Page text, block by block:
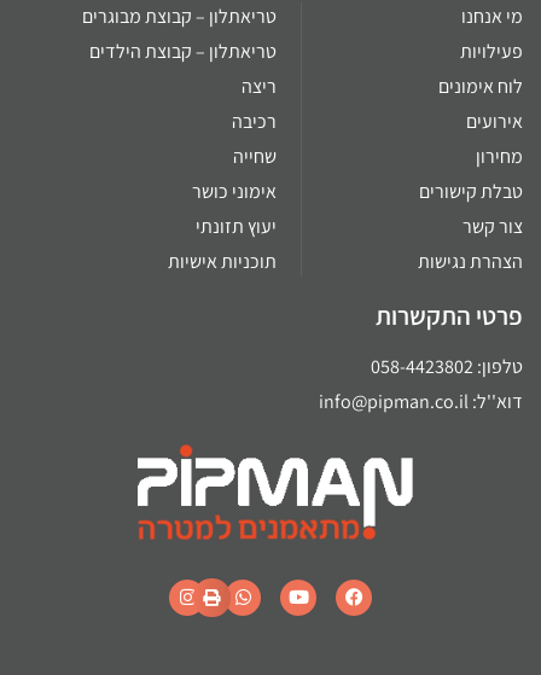
מי אנחנו
פעילויות
לוח אימונים
אירועים
מחירון
טבלת קישורים
צור קשר
הצהרת נגישות
טריאתלון – קבוצת מבוגרים
טריאתלון – קבוצת הילדים
ריצה
רכיבה
שחייה
אימוני כושר
יעוץ תזונתי
תוכניות אישיות
פרטי התקשרות
טלפון: 058-4423802
דוא''ל: info@pipman.co.il